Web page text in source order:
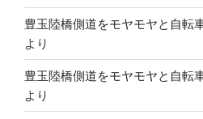
豊玉陸橋側道をモヤモヤと自転
より
豊玉陸橋側道をモヤモヤと自転
より